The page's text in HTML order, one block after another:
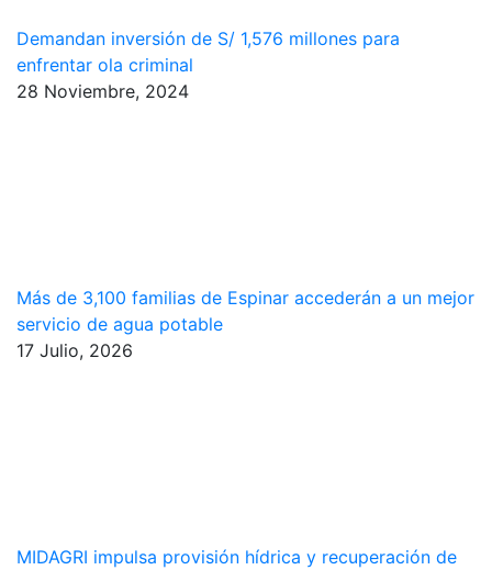
Demandan inversión de S/ 1,576 millones para
enfrentar ola criminal
28 Noviembre, 2024
Más de 3,100 familias de Espinar accederán a un mejor
servicio de agua potable
17 Julio, 2026
MIDAGRI impulsa provisión hídrica y recuperación de